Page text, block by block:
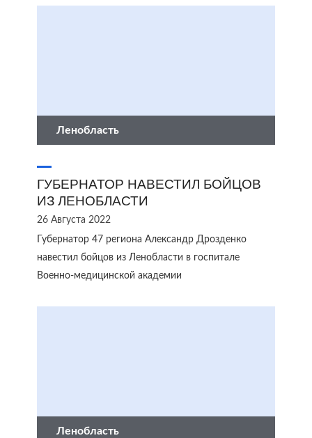
Ленобласть
ГУБЕРНАТОР НАВЕСТИЛ БОЙЦОВ
ИЗ ЛЕНОБЛАСТИ
26 Августа 2022
Губернатор 47 региона Александр Дрозденко
навестил бойцов из Ленобласти в госпитале
Военно-медицинской академии
Ленобласть